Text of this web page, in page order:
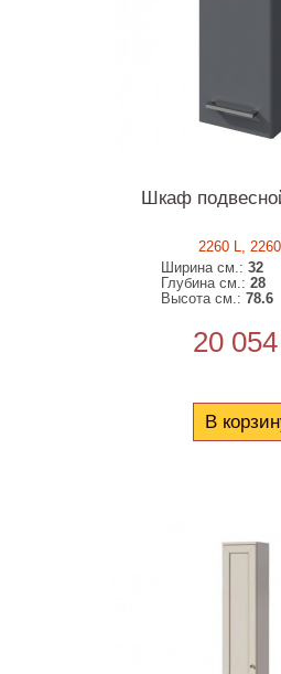
Шкаф
2260 L,
Ширина см.:32
Глубина см.:28
Высота см.:78.6
20
В